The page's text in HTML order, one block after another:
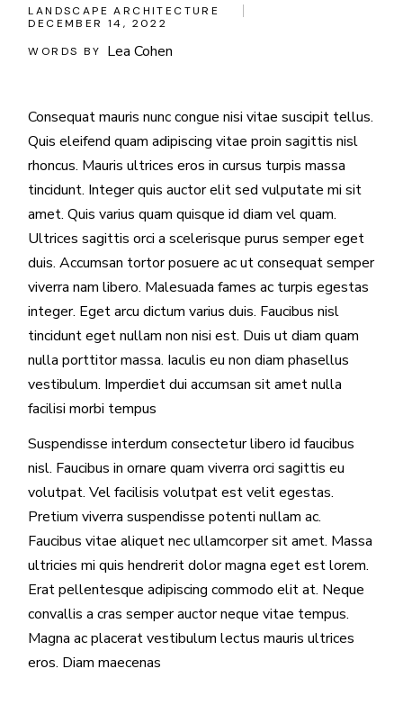
LANDSCAPE ARCHITECTURE
DECEMBER 14, 2022
WORDS BY
Lea Cohen
Consequat mauris nunc congue nisi vitae suscipit tellus.
Quis eleifend quam adipiscing vitae proin sagittis nisl
rhoncus. Mauris ultrices eros in cursus turpis massa
tincidunt. Integer quis auctor elit sed vulputate mi sit
amet. Quis varius quam quisque id diam vel quam.
Ultrices sagittis orci a scelerisque purus semper eget
duis. Accumsan tortor posuere ac ut consequat semper
viverra nam libero. Malesuada fames ac turpis egestas
integer. Eget arcu dictum varius duis. Faucibus nisl
tincidunt eget nullam non nisi est. Duis ut diam quam
nulla porttitor massa. Iaculis eu non diam phasellus
vestibulum. Imperdiet dui accumsan sit amet nulla
facilisi morbi tempus
Suspendisse interdum consectetur libero id faucibus
nisl. Faucibus in ornare quam viverra orci sagittis eu
volutpat. Vel facilisis volutpat est velit egestas.
Pretium viverra suspendisse potenti nullam ac.
Faucibus vitae aliquet nec ullamcorper sit amet. Massa
ultricies mi quis hendrerit dolor magna eget est lorem.
Erat pellentesque adipiscing commodo elit at. Neque
convallis a cras semper auctor neque vitae tempus.
Magna ac placerat vestibulum lectus mauris ultrices
eros. Diam maecenas